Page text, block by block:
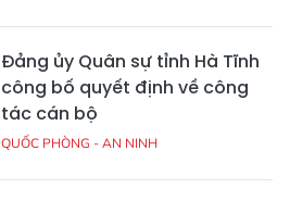
Đảng ủy Quân sự tỉnh Hà Tĩnh
công bố quyết định về công
tác cán bộ
QUỐC PHÒNG - AN NINH